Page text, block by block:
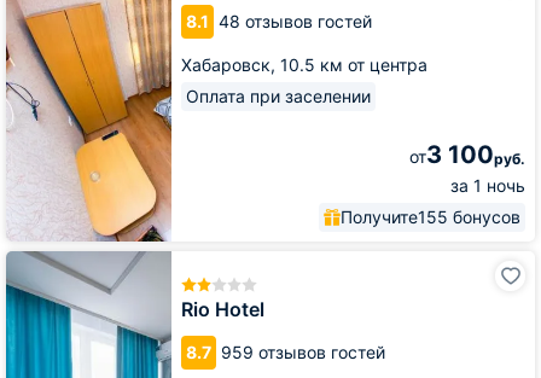
8.1 48 отзывов гостей
Хабаровск, 10.5 км от центра
Оплата при заселении
от3 100руб.
за 1 ночь
Получите155 бонусов
Rio Hotel
8.7 959 отзывов гостей
Rio
Hotel